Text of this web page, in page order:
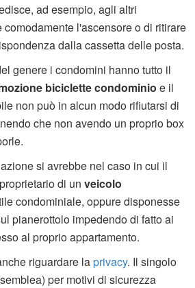
ad esempio, agli altri
l'ascensore o di ritirare
dalla cassetta delle posta.
genere i condomini hanno tutto il
biciclette condominio e il
non può in alcun modo rifiutarsi di
che non avendo un proprio box
si avrebbe nel caso in cui il
di unveicolo
condominiale, oppure disponesse
pianerottolo impedendo di fatto ai
al proprio appartamento.
riguardare laprivacy. Il singolo
per motivi di sicurezza